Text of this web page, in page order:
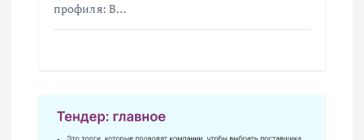
профиля: В…